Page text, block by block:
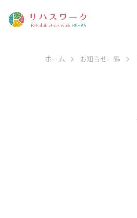
ホーム お知らせ一覧